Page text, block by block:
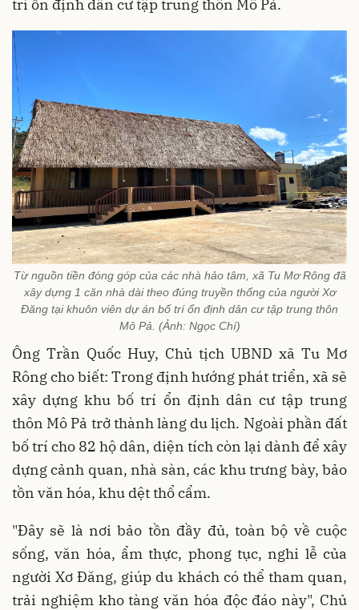
trí ổn định dân cư tập trung thôn Mô Pả.
Từ nguồn tiền đóng góp của các nhà hảo tâm, xã Tu Mơ Rông đã
xây dựng 1 căn nhà dài theo đúng truyền thống của người Xơ
Đăng tại khuôn viên dự án bố trí ổn định dân cư tập trung thôn
Mô Pả. (Ảnh: Ngọc Chí)
Ông Trần Quốc Huy, Chủ tịch UBND xã Tu Mơ
Rông cho biết: Trong định hướng phát triển, xã sẽ
xây dựng khu bố trí ổn định dân cư tập trung
thôn Mô Pả trở thành làng du lịch. Ngoài phần đất
bố trí cho 82 hộ dân, diện tích còn lại dành để xây
dựng cảnh quan, nhà sàn, các khu trưng bày, bảo
tồn văn hóa, khu dệt thổ cẩm.
"Đây sẽ là nơi bảo tồn đầy đủ, toàn bộ về cuộc
sống, văn hóa, ẩm thực, phong tục, nghi lễ của
người Xơ Đăng, giúp du khách có thể tham quan,
trải nghiệm kho tàng văn hóa độc đáo này", Chủ